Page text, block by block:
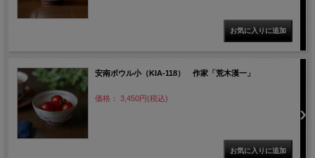
安南ボウル小（KIA-118） 作家「荒木漢一」
価格： 3,450円(税込)